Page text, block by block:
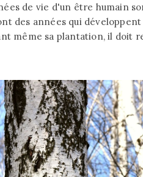
de vie d'un être humain
des années qui
même sa plantation, il doit